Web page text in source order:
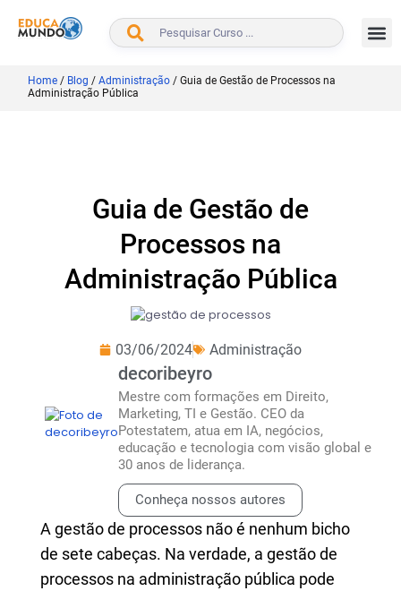
BUSCAR
Home / Blog / Administração / Guia de Gestão de Processos na
Administração Pública
Guia de Gestão de
Processos na
Administração Pública
03/06/2024 Administração
decoribeyro
Mestre com formações em Direito,
Marketing, TI e Gestão. CEO da
Potestatem, atua em IA, negócios,
educação e tecnologia com visão global e
30 anos de liderança.
Conheça nossos autores
A gestão de processos não é nenhum bicho
de sete cabeças. Na verdade, a gestão de
processos na administração pública pode